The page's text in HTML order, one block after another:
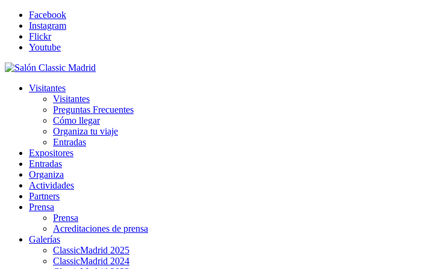
Facebook
Instagram
Flickr
Youtube
Visitantes
Visitantes
Preguntas Frecuentes
Cómo llegar
Organiza tu viaje
Entradas
Expositores
Entradas
Organiza
Actividades
Partners
Prensa
Prensa
Acreditaciones de prensa
Galerías
ClassicMadrid 2025
ClassicMadrid 2024